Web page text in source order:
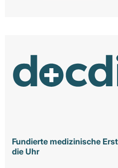
Fundierte medizinische
die Uhr